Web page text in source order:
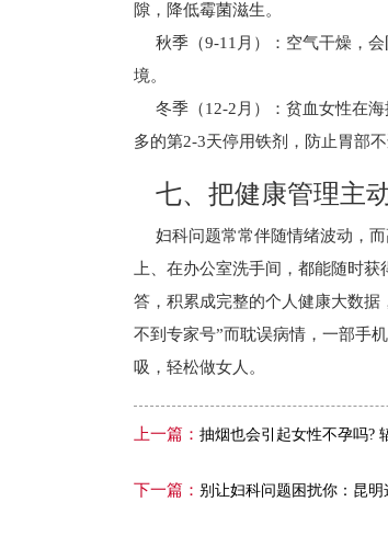
隙，降低霉菌滋生。
秋季（9-11月）：空气干燥，
境。
冬季（12-2月）：贫血女性在
多的第2-3天停用铁剂，防止胃部不
七、把健康管理主
妇科问题常常伴随情绪波动，
上、在办公室洗手间，都能随时
答，积累成完整的个人健康大数
不到专家号”而耽误病情，一部手
吸，轻松做女人。
上一篇： 抽烟也会引起女性不孕吗?
下一篇： 别让妇科问题困扰你：昆